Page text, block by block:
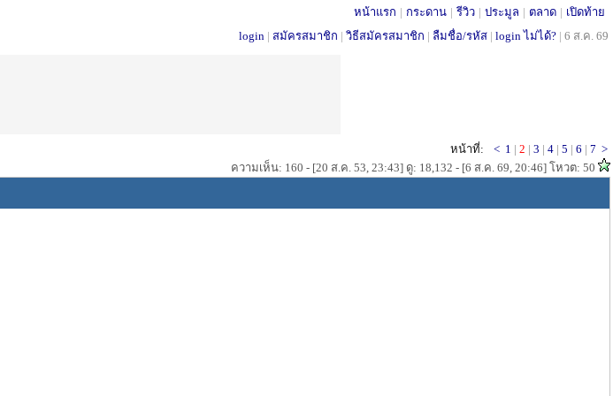
หน้าแรก | กระดาน | รีวิว | ประมูล | ตลาด | เปิดท้าย
login | สมัครสมาชิก | วิธีสมัครสมาชิก | ลืมชื่อ/รหัส | login ไม่ได้? | 6 ส.ค. 69
หน้าที่: < 1 | 2 | 3 | 4 | 5 | 6 | 7 >
ความเห็น: 160 - [20 ส.ค. 53, 23:43] ดู: 18,132 - [6 ส.ค. 69, 20:46] โหวต: 50